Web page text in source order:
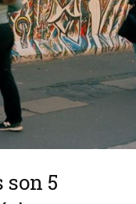
son 5